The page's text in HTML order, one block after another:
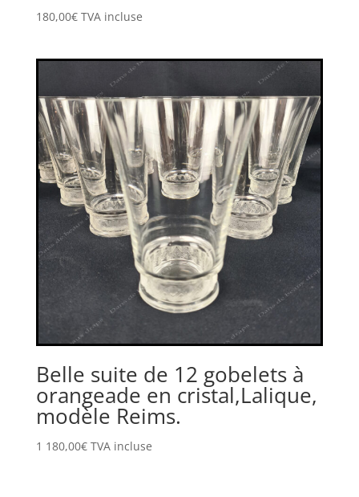
180,00€ TVA incluse
Belle suite de 12 gobelets à
orangeade en cristal,Lalique,
modèle Reims.
1 180,00€ TVA incluse